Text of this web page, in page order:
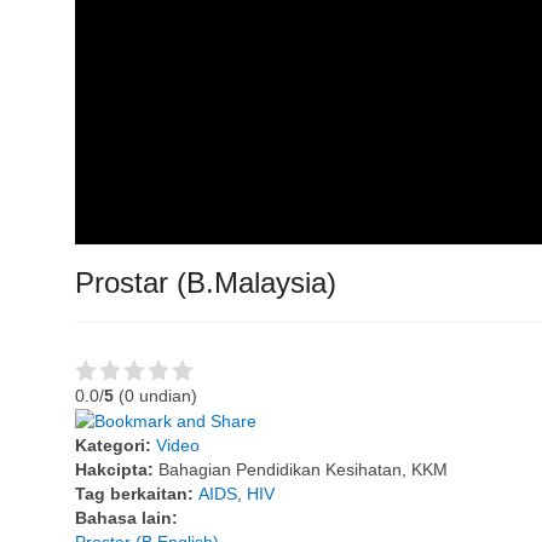
Prostar (B.Malaysia)
0.0/5 (0 undian)
Kategori: Video
Hakcipta: Bahagian Pendidikan Kesihatan, KKM
Tag berkaitan: AIDS, HIV
Bahasa lain: